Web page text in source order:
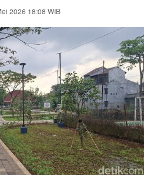
2026 18:08 WIB